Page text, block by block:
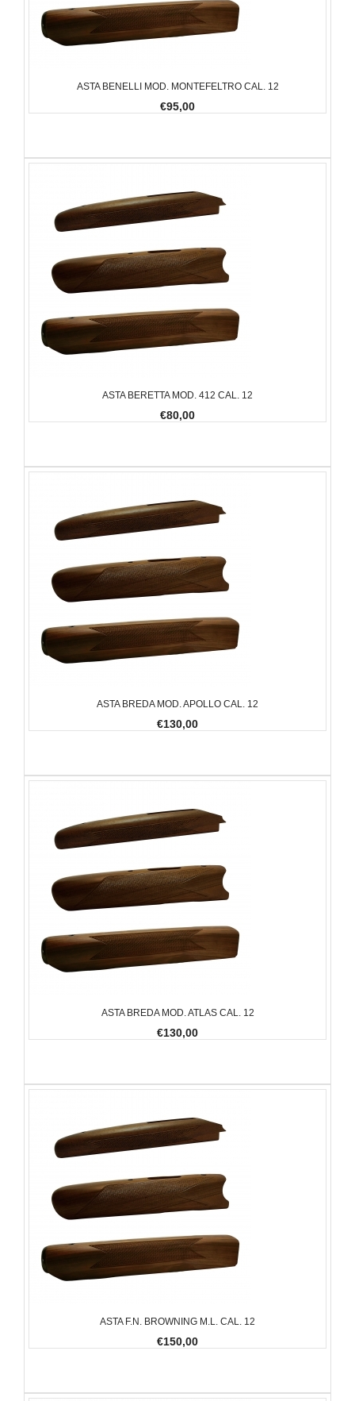
ASTA BENELLI MOD. MONTEFELTRO CAL. 12
€95,00
ASTA BERETTA MOD. 412 CAL. 12
€80,00
ASTA BREDA MOD. APOLLO CAL. 12
€130,00
ASTA BREDA MOD. ATLAS CAL. 12
€130,00
ASTA F.N. BROWNING M.L. CAL. 12
€150,00